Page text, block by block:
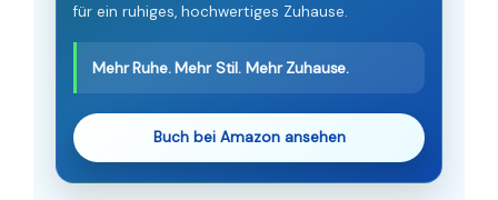
für ein ruhiges, hochwertiges Zuhause.
Mehr Ruhe. Mehr Stil. Mehr Zuhause.
Buch bei Amazon ansehen